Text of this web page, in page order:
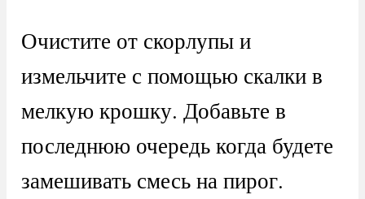
Очистите от скорлупы и
измельчите с помощью скалки в
мелкую крошку. Добавьте в
последнюю очередь когда будете
замешивать смесь на пирог.